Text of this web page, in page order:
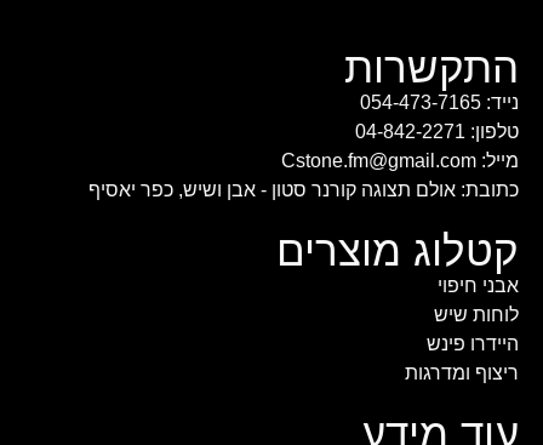
התקשרות
נייד: 054-473-7165
טלפון: 04-842-2271
מייל: Cstone.fm@gmail.com
כתובת: אולם תצוגה קורנר סטון - אבן ושיש, כפר יאסיף
קטלוג מוצרים
אבני חיפוי
לוחות שיש
היידרו פינש
ריצוף ומדרגות
עוד מידע